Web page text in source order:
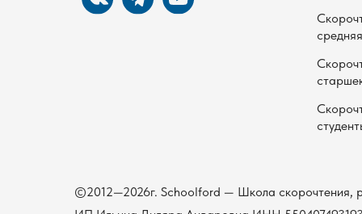
©2012—2026г. Schoolford — Школа скорочтения,